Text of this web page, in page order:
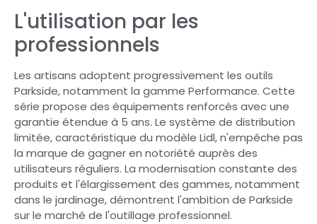
L'utilisation par les
professionnels
Les artisans adoptent progressivement les outils
Parkside, notamment la gamme Performance. Cette
série propose des équipements renforcés avec une
garantie étendue à 5 ans. Le système de distribution
limitée, caractéristique du modèle Lidl, n'empêche pas
la marque de gagner en notoriété auprès des
utilisateurs réguliers. La modernisation constante des
produits et l'élargissement des gammes, notamment
dans le jardinage, démontrent l'ambition de Parkside
sur le marché de l'outillage professionnel.